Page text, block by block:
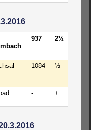
937 2½
1084 ½
- +